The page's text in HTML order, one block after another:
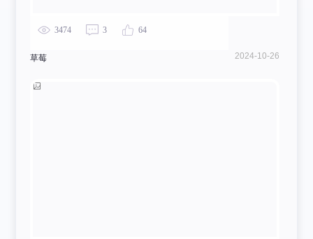
3474 3 64
草莓 2024-10-26